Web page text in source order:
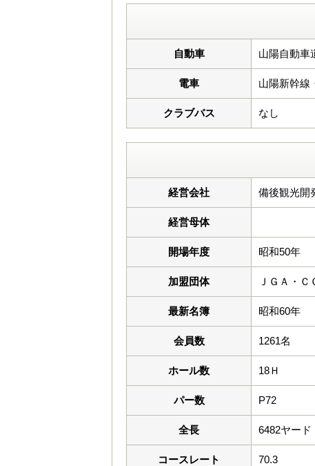
自動車 山陽自動車
電車 山陽新幹
クラブバス なし
経営会社 備後観光開
経営母体
開場年度 昭和50年
加盟団体 ＪＧＡ・Ｃ
最新名簿 昭和60年
会員数 1261名
ホール数 18Ｈ
パー数 P72
全長 6482ヤード
コースレート 70.3